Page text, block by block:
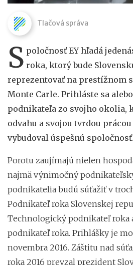
Tlačová správa
S poločnosť EY hľadá
roka, ktorý bude
reprezentovať na prestížnom
Monte Carle. Prihláste sa
podnikateľa zo svojho okolia,
odvahu a svojou tvrdou
vybudoval úspešnú spoločnosť.
Porotu zaujímajú nielen
najmä výnimočný
podnikatelia budú súťažiť v
Podnikateľ roka Slovenskej
Technologický podnikateľ roka
podnikateľ roka. Prihlášky je
novembra 2016. Záštitu nad
roka 2016 prevzal prezident